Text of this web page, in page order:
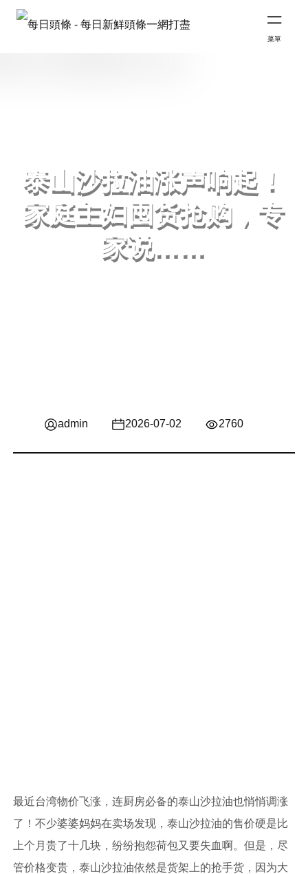
泰山沙拉油涨声响起！
家庭主妇囤货抢购，专
家说……
admin 2026-07-02 2760
最近台湾物价飞涨，连厨房必备的泰山沙拉油也悄悄调涨
了！不少婆婆妈妈在卖场发现，泰山沙拉油的售价硬是比
上个月贵了十几块，纷纷抱怨荷包又要失血啊。但是，尽
管价格变贵，泰山沙拉油依然是货架上的抢手货，因为大
菜單